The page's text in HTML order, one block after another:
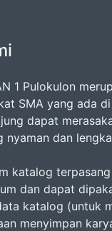
1 Pulokulon
SMA yang ada
dapat
nyaman dan
katalog
dan dapat
katalog (untuk
menyimpan